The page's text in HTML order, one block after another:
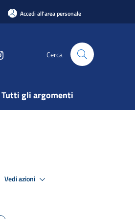
Accedi all'area personale
Cerca
Tutti gli argomenti
Vedi azioni